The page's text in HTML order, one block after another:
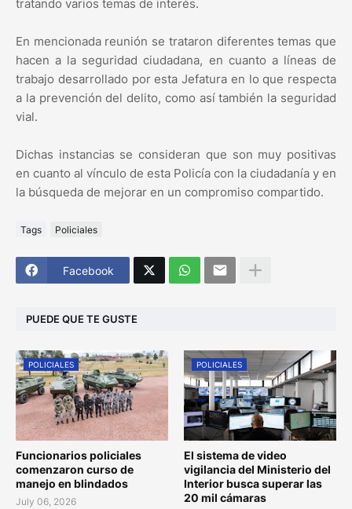
tratando varios temas de interés.
En mencionada reunión se trataron diferentes temas que
hacen a la seguridad ciudadana, en cuanto a líneas de
trabajo desarrollado por esta Jefatura en lo que respecta
a la prevención del delito, como así también la seguridad
vial.
Dichas instancias se consideran que son muy positivas
en cuanto al vínculo de esta Policía con la ciudadanía y en
la búsqueda de mejorar en un compromiso compartido.
Tags Policiales
Facebook
PUEDE QUE TE GUSTE
POLICIALES
Funcionarios policiales
comenzaron curso de
manejo en blindados
July 06, 2026
POLICIALES
El sistema de video
vigilancia del Ministerio del
Interior busca superar las
20 mil cámaras